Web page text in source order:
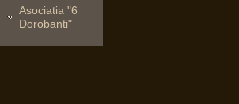
Asociatia "6
Dorobanti"